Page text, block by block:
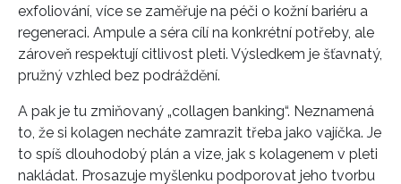
exfoliování, více se zaměřuje na péči o kožní bariéru a
regeneraci. Ampule a séra cílí na konkrétní potřeby, ale
zároveň respektují citlivost pleti. Výsledkem je šťavnatý,
pružný vzhled bez podráždění.
A pak je tu zmiňovaný „collagen banking“. Neznamená
to, že si kolagen necháte zamrazit třeba jako vajíčka. Je
to spíš dlouhodobý plán a vize, jak s kolagenem v pleti
nakládat. Prosazuje myšlenku podporovat jeho tvorbu